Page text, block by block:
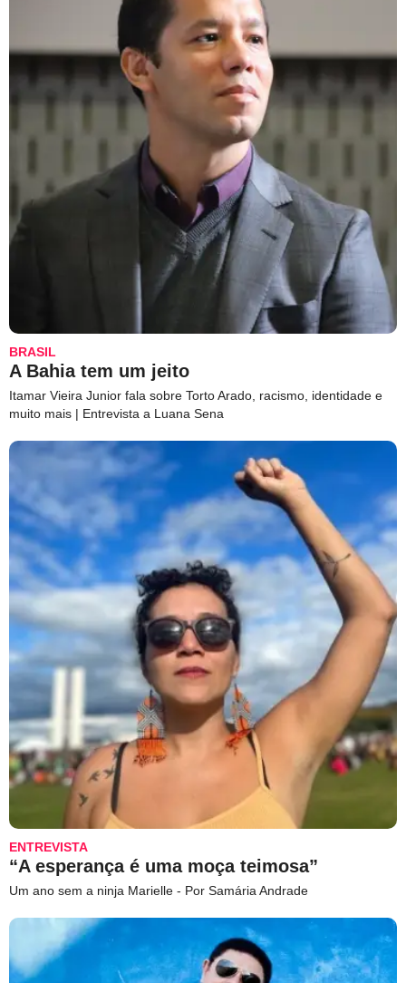
BRASIL
A Bahia tem um jeito
Itamar Vieira Junior fala sobre Torto Arado, racismo, identidade e
muito mais | Entrevista a Luana Sena
ENTREVISTA
“A esperança é uma moça teimosa”
Um ano sem a ninja Marielle - Por Samária Andrade